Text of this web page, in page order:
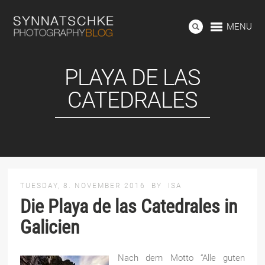
MENU
PLAYA DE LAS
CATEDRALES
TUESDAY, 8. NOVEMBER 2016 BY ISA
Die Playa de las Catedrales in
Galicien
Nach dem Motto “Alle guten